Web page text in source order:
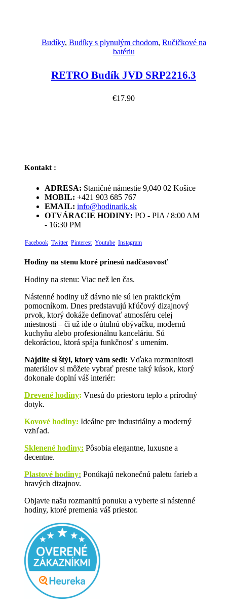
Budíky, Budíky s plynulým chodom, Ručičkové na
batériu
RETRO Budík JVD SRP2216.3
€17.90
Kontakt :
ADRESA: Staničné námestie 9,040 02 Košice
MOBIL: +421 903 685 767
EMAIL: info@hodinarik.sk
OTVÁRACIE HODINY: PO - PIA / 8:00 AM
- 16:30 PM
Facebook Twitter Pinterest Youtube Instagram
Hodiny na stenu ktoré prinesú nadčasovosť
Hodiny na stenu: Viac než len čas.
Nástenné hodiny už dávno nie sú len praktickým
pomocníkom. Dnes predstavujú kľúčový dizajnový
prvok, ktorý dokáže definovať atmosféru celej
miestnosti – či už ide o útulnú obývačku, modernú
kuchyňu alebo profesionálnu kanceláriu. Sú
dekoráciou, ktorá spája funkčnosť s umením.
Nájdite si štýl, ktorý vám sedí: Vďaka rozmanitosti
materiálov si môžete vybrať presne taký kúsok, ktorý
dokonale doplní váš interiér:
Drevené hodiny: Vnesú do priestoru teplo a prírodný
dotyk.
Kovové hodiny: Ideálne pre industriálny a moderný
vzhľad.
Sklenené hodiny: Pôsobia elegantne, luxusne a
decentne.
Plastové hodiny: Ponúkajú nekonečnú paletu farieb a
hravých dizajnov.
Objavte našu rozmanitú ponuku a vyberte si nástenné
hodiny, ktoré premenia váš priestor.